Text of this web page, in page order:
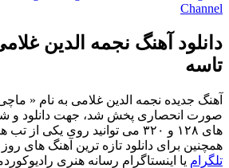
Channel
دانلود آهنگ نجمه الدین
تاسه
آهنگ جدیده نجمه الدین غلامی به نام «
صورت انحصاری پخش شد، جهت دانلود و
های ۱۲۸ و ۳۲۰ می توانید روی یکی
همچنین برای دانلود تازه ترین آهنگ های
تلگرام یا اینستاگرام رسانه هنری